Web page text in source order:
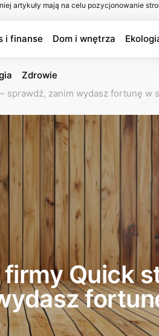
artykuły mają na celu pozycjonowanie
i finanse Dom i wnętrza
Zdrowie
sprawdź, zanim wydasz fortunę w
firmy Quick